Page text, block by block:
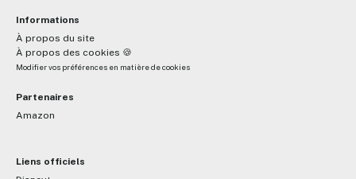
Informations
À propos du site
À propos des cookies 🍪
Modifier vos préférences en matière de cookies
Partenaires
Amazon
Liens officiels